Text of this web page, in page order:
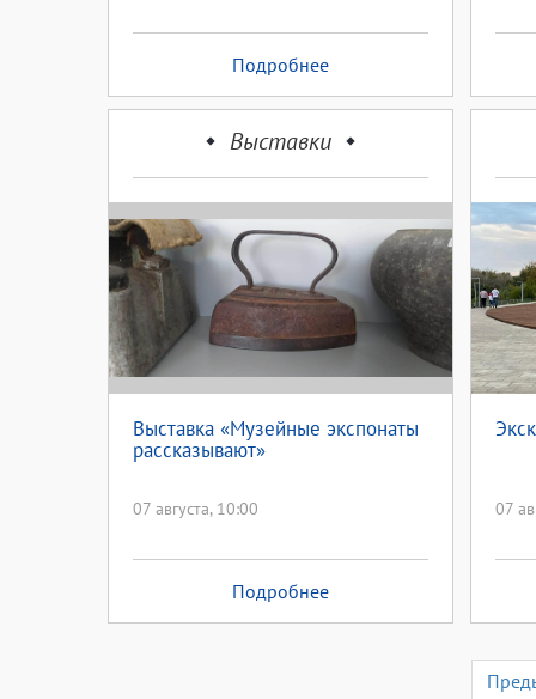
Подробнее
Выставки
Выставка «Музейные экспонаты
рассказывают»
07 августа, 10:00
Подробнее
07